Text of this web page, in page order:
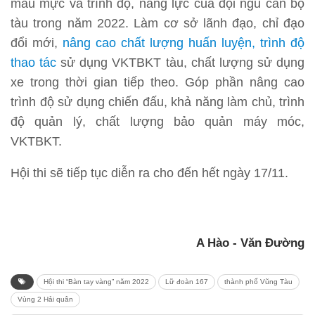
mẫu mực và trình độ, năng lực của đội ngũ cán bộ
tàu trong năm 2022. Làm cơ sở lãnh đạo, chỉ đạo
đổi mới, nâng cao chất lượng huấn luyện, trình độ
thao tác sử dụng VKTBKT tàu, chất lượng sử dụng
xe trong thời gian tiếp theo. Góp phần nâng cao
trình độ sử dụng chiến đấu, khả năng làm chủ, trình
độ quản lý, chất lượng bảo quản máy móc,
VKTBKT.
Hội thi sẽ tiếp tục diễn ra cho đến hết ngày 17/11.
A Hào - Văn Đường
Hội thi “Bàn tay vàng” năm 2022 Lữ đoàn 167 thành phố Vũng Tàu
Vùng 2 Hải quân